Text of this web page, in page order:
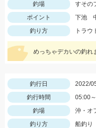
釣場
すその
ポイント
下池
釣り方
トラウ
めっちゃデカいの釣れ
釣行日
2022/
釣行時間
05:00
釣場
沖・オ
釣り方
船釣り